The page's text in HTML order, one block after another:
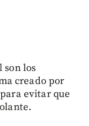
son los
creado por
evitar que